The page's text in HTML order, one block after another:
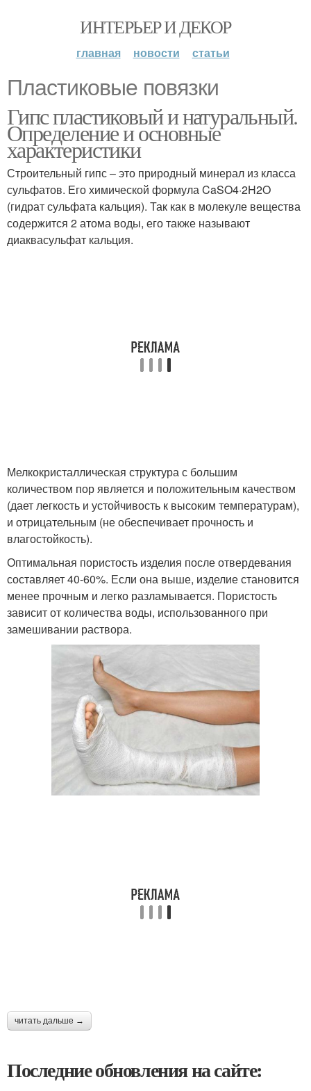
ИНТЕРЬЕР И ДЕКОР
главная новости статьи
Пластиковые повязки
Гипс пластиковый и натуральный.
Определение и основные
характеристики
Строительный гипс – это природный минерал из класса
сульфатов. Его химической формула CaSO4·2H2O
(гидрат сульфата кальция). Так как в молекуле вещества
содержится 2 атома воды, его также называют
диаквасульфат кальция.
Мелкокристаллическая структура с большим
количеством пор является и положительным качеством
(дает легкость и устойчивость к высоким температурам),
и отрицательным (не обеспечивает прочность и
влагостойкость).
Оптимальная пористость изделия после отвердевания
составляет 40-60%. Если она выше, изделие становится
менее прочным и легко разламывается. Пористость
зависит от количества воды, использованного при
замешивании раствора.
читать дальше →
Последние обновления на сайте: